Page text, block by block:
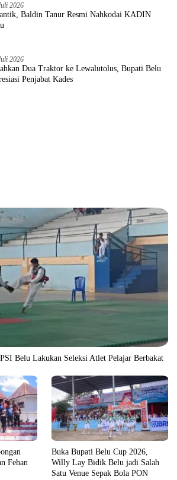
2026
Baldin Tanur Resmi Nahkodai KADIN
2026
Dua Traktor ke Lewalutolus, Bupati Belu
Penjabat Kades
Belu Lakukan Seleksi Atlet Pelajar Berbakat
Fehan
Buka Bupati Belu Cup 2026,
Willy Lay Bidik Belu jadi Salah
Satu Venue Sepak Bola PON